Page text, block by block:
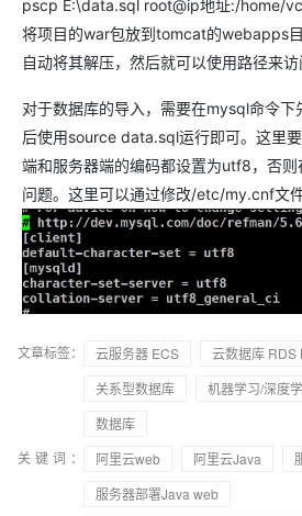
pscp E:\data.sql root@ip地址:/home/
将项目的war包放到tomcat的webapps
自动将其解压，然后就可以使用路径来访
对于数据库的导入，需要在mysql命令下
后使用source data.sql运行即可。这里
端和服务器端的编码都设置为utf8，否
问题。这里可以通过修改/etc/my.cnf文件
文章标签： 云服务器 ECS 云数据库 RDS
关系型数据库
机器学习/深度
数据库
关键词：
阿里云web 阿里云Java
服务器部署Java web